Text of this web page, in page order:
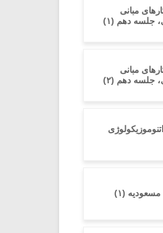
مبانی
جلسه دهم (۱)
مبانی
جلسه دهم (۲)
اتنوموزیکولوژی
(۱)